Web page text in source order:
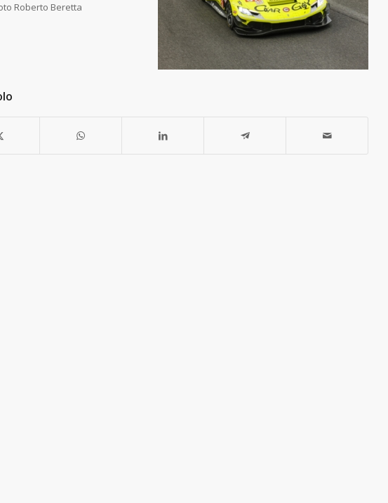
Beretta